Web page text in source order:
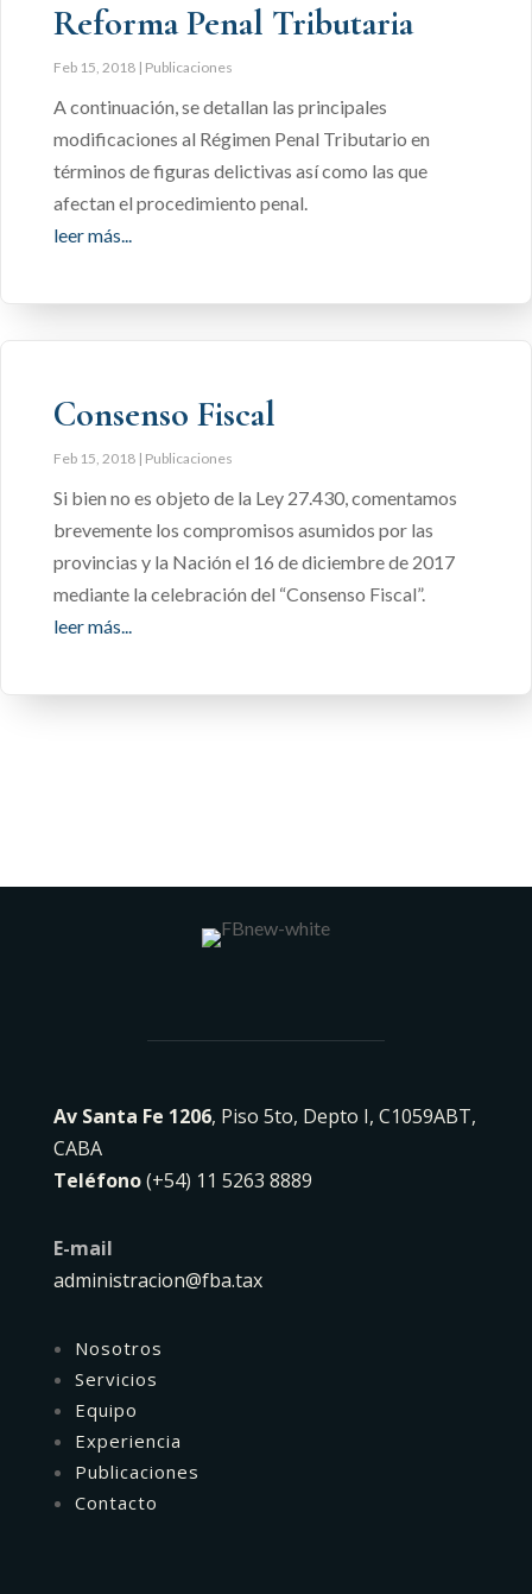
Reforma Penal Tributaria
Feb 15, 2018 | Publicaciones
A continuación, se detallan las principales
modificaciones al Régimen Penal Tributario en
términos de figuras delictivas así como las que
afectan el procedimiento penal.
leer más...
Consenso Fiscal
Feb 15, 2018 | Publicaciones
Si bien no es objeto de la Ley 27.430, comentamos
brevemente los compromisos asumidos por las
provincias y la Nación el 16 de diciembre de 2017
mediante la celebración del “Consenso Fiscal”.
leer más...
Av Santa Fe 1206, Piso 5to, Depto I, C1059ABT,
CABA
Teléfono(+54) 11 5263 8889
E-mail
administracion@fba.tax
Nosotros
Servicios
Equipo
Experiencia
Publicaciones
Contacto